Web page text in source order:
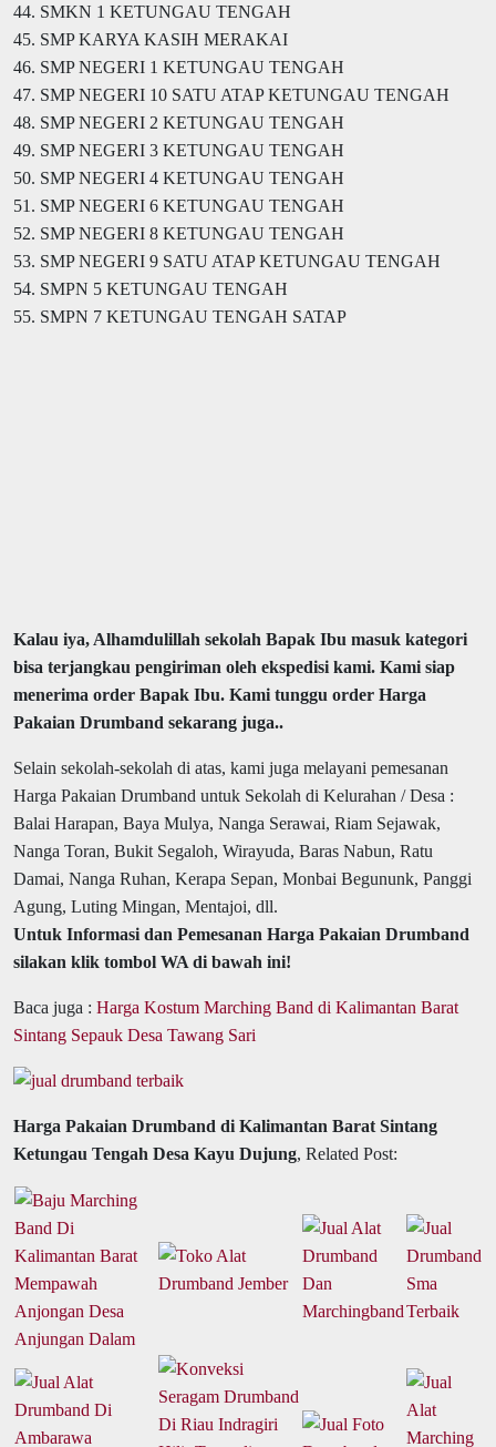
44. SMKN 1 KETUNGAU TENGAH
45. SMP KARYA KASIH MERAKAI
46. SMP NEGERI 1 KETUNGAU TENGAH
47. SMP NEGERI 10 SATU ATAP KETUNGAU TENGAH
48. SMP NEGERI 2 KETUNGAU TENGAH
49. SMP NEGERI 3 KETUNGAU TENGAH
50. SMP NEGERI 4 KETUNGAU TENGAH
51. SMP NEGERI 6 KETUNGAU TENGAH
52. SMP NEGERI 8 KETUNGAU TENGAH
53. SMP NEGERI 9 SATU ATAP KETUNGAU TENGAH
54. SMPN 5 KETUNGAU TENGAH
55. SMPN 7 KETUNGAU TENGAH SATAP
Kalau iya, Alhamdulillah sekolah Bapak Ibu masuk kategori
bisa terjangkau pengiriman oleh ekspedisi kami. Kami siap
menerima order Bapak Ibu. Kami tunggu order Harga
Pakaian Drumband sekarang juga..
Selain sekolah-sekolah di atas, kami juga melayani pemesanan
Harga Pakaian Drumband untuk Sekolah di Kelurahan / Desa :
Balai Harapan, Baya Mulya, Nanga Serawai, Riam Sejawak,
Nanga Toran, Bukit Segaloh, Wirayuda, Baras Nabun, Ratu
Damai, Nanga Ruhan, Kerapa Sepan, Monbai Begununk, Panggi
Agung, Luting Mingan, Mentajoi, dll.
Untuk Informasi dan Pemesanan Harga Pakaian Drumband
silakan klik tombol WA di bawah ini!
Baca juga : Harga Kostum Marching Band di Kalimantan Barat
Sintang Sepauk Desa Tawang Sari
Harga Pakaian Drumband di Kalimantan Barat Sintang
Ketungau Tengah Desa Kayu Dujung, Related Post: